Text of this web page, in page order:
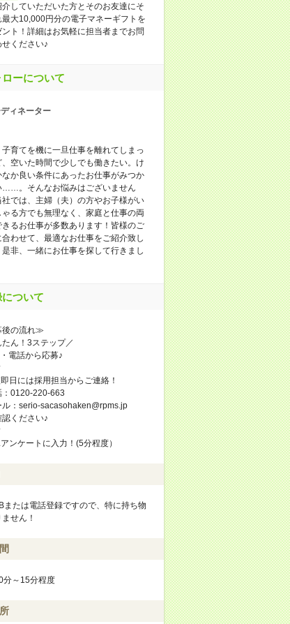
していただいた方とそのお友達にそ
最大10,000円分の電子マネーギフトを
ント！詳細はお気軽に担当者までお問
せください♪
ローについて
ィネーター
子育てを機に一旦仕事を離れてしまっ
、空いた時間で少しでも働きたい。け
なか良い条件にあったお仕事がみつか
……。そんなお悩みはございません
社では、主婦（夫）の方やお子様がい
ゃる方でも無理なく、家庭と仕事の両
きるお仕事が多数あります！皆様のご
合わせて、最適なお仕事をご紹介致し
是非、一緒にお仕事を探して行きまし
ついて
の流れ≫
たん！3ステップ／
電話から応募♪
日には採用担当からご連絡！
0120-220-663
：serio-sacasohaken@rpms.jp
認ください♪
ンケートに入力！(5分程度）
たは電話登録ですので、特に持ち物
せん！
～15分程度